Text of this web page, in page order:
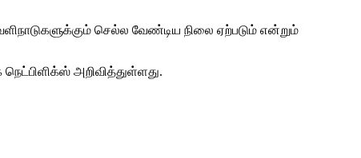
செல்ல வேண்டிய நிலை ஏற்படும் என்றும்
அறிவித்துள்ளது.